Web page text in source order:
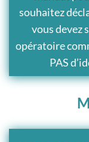
souhaitez
vous devez
opératoire
PAS